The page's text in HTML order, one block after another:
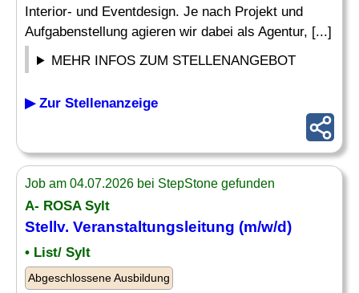
Interior- und Eventdesign. Je nach Projekt und
Aufgabenstellung agieren wir dabei als Agentur, [...]
MEHR INFOS ZUM STELLENANGEBOT
▶ Zur Stellenanzeige
Job am 04.07.2026 bei StepStone gefunden
A- ROSA Sylt
Stellv. Veranstaltungsleitung (m/w/d)
• List/ Sylt
Abgeschlossene Ausbildung